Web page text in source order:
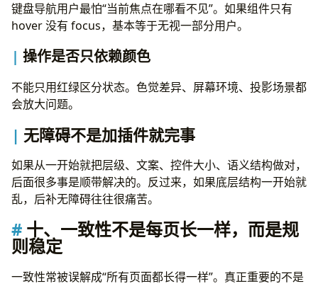
键盘导航用户最怕“当前焦点在哪看不见”。如果组件只有
hover 没有 focus，基本等于无视一部分用户。
操作是否只依赖颜色
不能只用红绿区分状态。色觉差异、屏幕环境、投影场景都
会放大问题。
无障碍不是加插件就完事
如果从一开始就把层级、文案、控件大小、语义结构做对，
后面很多事是顺带解决的。反过来，如果底层结构一开始就
乱，后补无障碍往往很痛苦。
十、一致性不是每页长一样，而是规
则稳定
一致性常被误解成“所有页面都长得一样”。真正重要的不是